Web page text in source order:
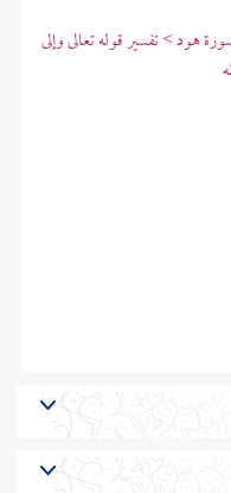
هود > تفسير قوله تعالى وإلى